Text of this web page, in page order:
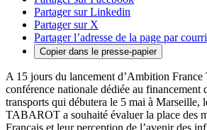
Partager sur Linkedin
Partager sur X
Partager l’adresse de la page par
Copier dans le presse-papier
A 15 jours du lancement d’Ambition France
conférence nationale dédiée au financement
transports qui débutera le 5 mai à Marseille,
TABAROT a souhaité évaluer la place des
Français et leur perception de l’avenir des